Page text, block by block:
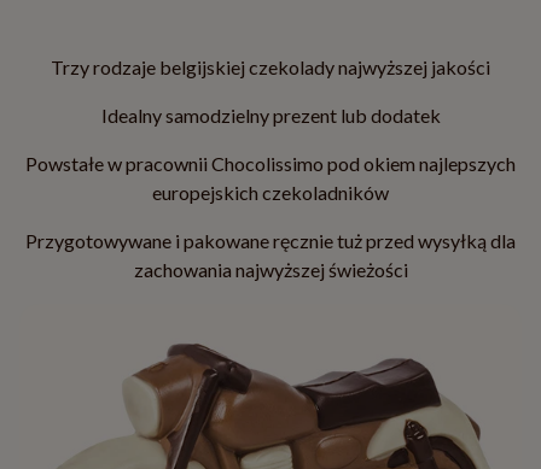
Trzy rodzaje belgijskiej czekolady najwyższej jakości
Idealny samodzielny prezent lub dodatek
Powstałe w pracownii Chocolissimo pod okiem najlepszych
europejskich czekoladników
Przygotowywane i pakowane ręcznie tuż przed wysyłką dla
zachowania najwyższej świeżości